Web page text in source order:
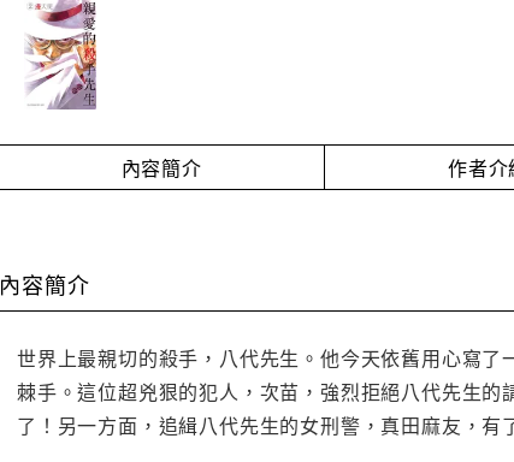
內容簡介 作者介
內容簡介
世界上最親切的殺手，八代先生。他今天依舊用心寫
棘手。這位超兇狠的犯人，次苗，強烈拒絕八代先生
了！另一方面，追緝八代先生的女刑警，真田麻友，有